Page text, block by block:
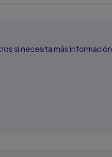
si necesita más información